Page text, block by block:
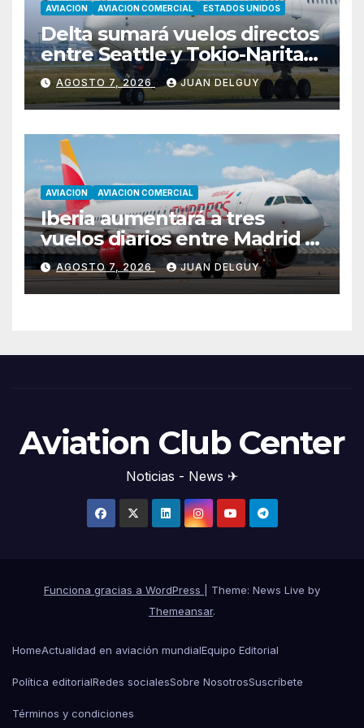
AVIACION AVIACION COMERCIAL ESTADOS UNIDOS
Delta sumará vuelos directos
entre Seattle y Tokio-Narita
desde marzo de 2027
AGOSTO 7, 2026 JUAN DELGUY
AVIACION AVIACION COMERCIAL
Iberia aumentará a tres
vuelos diarios entre Madrid y
Menorca durante el invierno
AGOSTO 7, 2026 JUAN DELGUY
Aviation Club Center
Noticias - News ✈
Funciona gracias a WordPress
Theme: News Live by
Themeansar.
HomeActualidad en aviación mundialEquipo Editorial
Política editorialRedes socialesSobre NosotrosSuscríbete
Términos y condiciones